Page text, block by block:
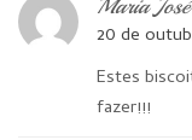
Maria José
20 de
Estes
fazer!!!